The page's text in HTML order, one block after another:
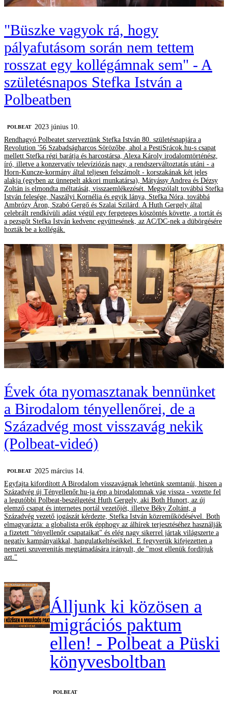
"Büszke vagyok rá, hogy
pályafutásom során nem tettem
rosszat egy kollégámnak sem" - A
születésnapos Stefka István a
Polbeatben
‎POLBEAT
2023 június 10.
Rendhagyó Polbeatet szerveztünk Stefka István 80. születésnapjára a
Revolution '56 Szabadságharcos Sörözőbe, ahol a PestiSrácok.hu-s csapat
mellett Stefka régi barátja és harcostársa, Alexa Károly irodalomtörténész,
író, illetve a konzervatív televíziózás nagy, a rendszerváltoztatás utáni - a
Horn-Kuncze-kormány által teljesen felszámolt - korszakának két jeles
alakja (egyben az ünnepelt akkori munkatársa), Mátyássy Andrea és Dézsy
Zoltán is elmondta méltatását, visszaemlékezését. Megszólalt továbbá Stefka
István felesége, Naszályi Kornélia és egyik lánya, Stefka Nóra, továbbá
Ambrózy Áron, Szabó Gergő és Szalai Szilárd. A Huth Gergely által
celebrált rendkívüli adást végül egy fergeteges köszöntés követte, a tortát és
a pezsgőt Stefka István kedvenc együttesének, az AC/DC-nek a dübörgésére
hozták be a kollégák.
Évek óta nyomasztanak bennünket
a Birodalom tényellenőrei, de a
Századvég most visszavág nekik
(Polbeat-videó)
‎POLBEAT
2025 március 14.
Egyfajta kifordított A Birodalom visszavágnak lehetünk szemtanúi, hiszen a
Századvég új Tényellenőr.hu-ja épp a birodalomnak vág vissza - vezette fel
a legutóbbi Polbeat-beszélgetést Huth Gergely, aki Both Hunort, az új
elemző csapat és internetes portál vezetőjét, illetve Béky Zoltánt, a
Századvég vezető jogászát kérdezte, Stefka István közreműködésével. Both
elmagyarázta: a globalista erők épphogy az álhírek terjesztéséhez használják
a fizetett "tényellenőr csapataikat" és elég nagy sikerrel jártak világszerte a
negatív kampányaikkal, hangulatkeltéseikkel. E fegyverük kifejezetten a
nemzeti szuverenitás megtámadására irányult, de "most ellenük fordítjuk
azt."
Álljunk ki közösen a
migrációs paktum
ellen! - Polbeat a Püski
könyvesboltban
‎POLBEAT